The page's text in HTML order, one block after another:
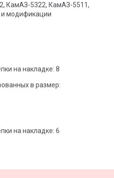
КамАЗ-5322, КамАЗ-5511,
модификации
на накладке: 8
в размер:
на накладке: 6